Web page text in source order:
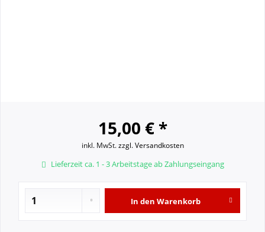
15,00 € *
inkl. MwSt.zzgl. Versandkosten
Lieferzeit ca. 1 - 3 Arbeitstage ab Zahlungseingang
In den Warenkorb